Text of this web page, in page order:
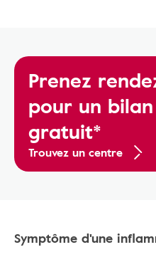
Prenez
pour un
gratuit*
Trouvez un centre
Symptôme d'une